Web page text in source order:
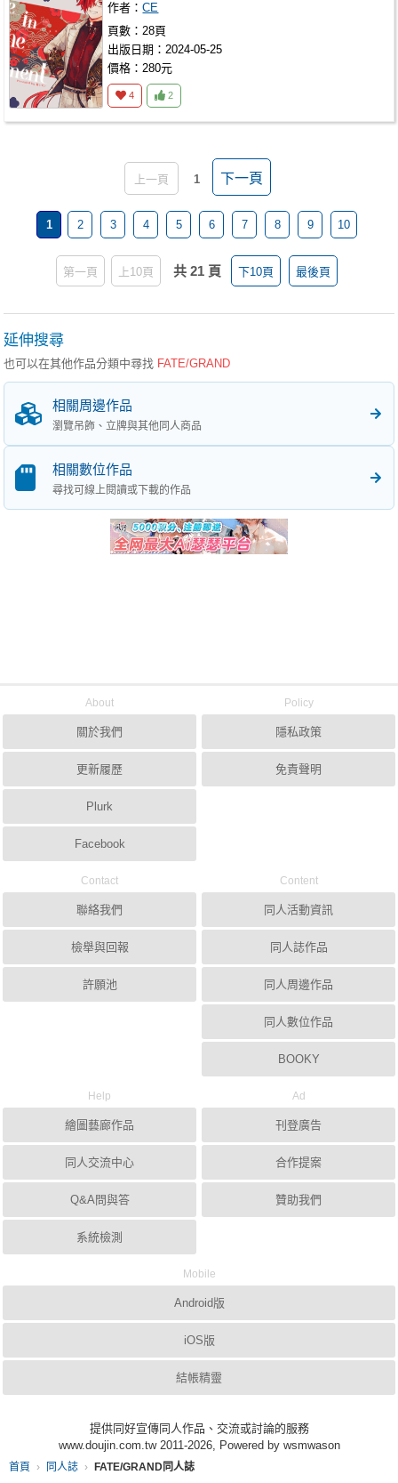
首頁 同人誌 FATE/GRAND同人誌
作者：CE
頁數：28頁
出版日期：2024-05-25
價格：280元
4 2
上一頁 1 下一頁
1 2 3 4 5 6 7 8 9 10
第一頁 上10頁 共 21 頁 下10頁 最後頁
延伸搜尋
也可以在其他作品分類中尋找 FATE/GRAND
相關周邊作品
瀏覽吊飾、立牌與其他同人商品
相關數位作品
尋找可線上閱讀或下載的作品
About
關於我們
更新履歷
Plurk
Facebook
Policy
隱私政策
免責聲明
Contact
聯絡我們
檢舉與回報
許願池
Content
同人活動資訊
同人誌作品
同人周邊作品
同人數位作品
BOOKY
Help
繪圖藝廊作品
同人交流中心
Q&A問與答
系統檢測
Ad
刊登廣告
合作提案
贊助我們
Mobile
Android版
iOS版
結帳精靈
提供同好宣傳同人作品、交流或討論的服務
www.doujin.com.tw 2011-2026, Powered by wsmwason